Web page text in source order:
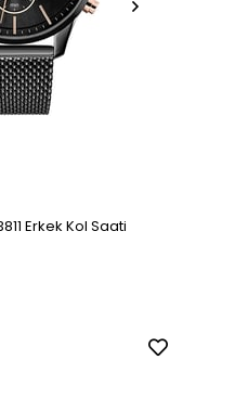
Erkek Kol Saati